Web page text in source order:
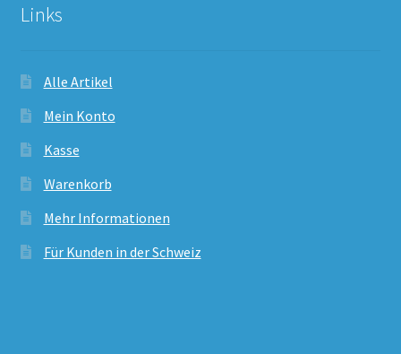
Links
Alle Artikel
Mein Konto
Kasse
Warenkorb
Mehr Informationen
Für Kunden in der Schweiz